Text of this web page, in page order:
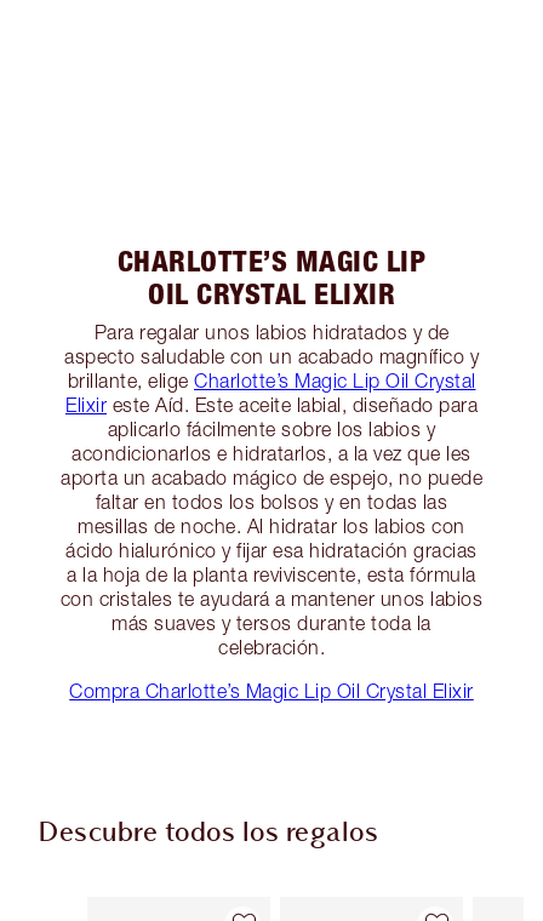
CHARLOTTE’S MAGIC LIP
OIL CRYSTAL ELIXIR
Para regalar unos labios hidratados y de
aspecto saludable con un acabado magnífico y
brillante, elige Charlotte’s Magic Lip Oil Crystal
Elixir este Aíd. Este aceite labial, diseñado para
aplicarlo fácilmente sobre los labios y
acondicionarlos e hidratarlos, a la vez que les
aporta un acabado mágico de espejo, no puede
faltar en todos los bolsos y en todas las
mesillas de noche. Al hidratar los labios con
ácido hialurónico y fijar esa hidratación gracias
a la hoja de la planta reviviscente, esta fórmula
con cristales te ayudará a mantener unos labios
más suaves y tersos durante toda la
celebración.
Compra Charlotte’s Magic Lip Oil Crystal Elixir
Descubre todos los regalos